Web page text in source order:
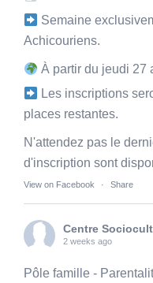
Semaine
Achicouriens.
À partir du jeudi 27
Les inscriptions
places restantes.
N'attendez pas le
d'inscription sont
View on Facebook · Share
Centre
2 weeks ago
Pôle famille -